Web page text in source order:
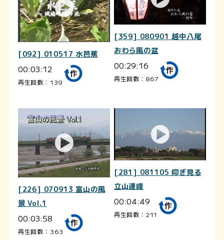
[092] 010517 水芭蕉
00:03:12
再生回数：139
[359] 080901 越中八尾
おわら風の盆
00:29:16
再生回数：867
[226] 070913 富山の風
景 Vol.1
00:03:58
再生回数：363
[281] 081105 仰ぎ見る
立山連峰
00:04:49
再生回数：211